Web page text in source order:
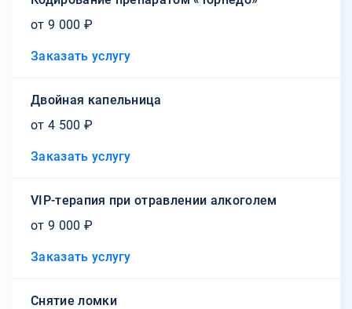
от 9 000 ₽
Заказать услугу
Двойная капельница
от 4 500 ₽
Заказать услугу
VIP-терапия при отравлении алкоголем
от 9 000 ₽
Заказать услугу
Снятие ломки